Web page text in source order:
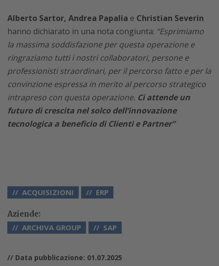
Alberto Sartor, Andrea Papalia e Christian Severin
hanno dichiarato in una nota congiunta: “Esprimiamo
la massima soddisfazione per questa operazione e
ringraziamo tutti i nostri collaboratori, persone e
professionisti straordinari, per il percorso fatto e per la
convinzione espressa in merito al percorso strategico
intrapreso con questa operazione. Ci attende un
futuro di crescita nel solco dell’innovazione
tecnologica a beneficio di Clienti e Partner”
ACQUISIZIONI ERP
Aziende:
ARCHIVA GROUP SAP
// Data pubblicazione: 01.07.2025